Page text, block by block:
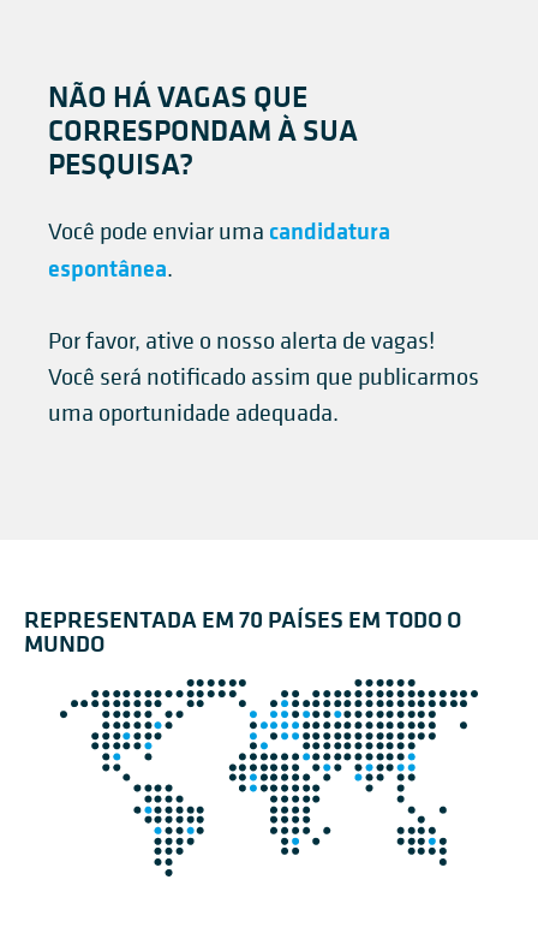
NÃO HÁ VAGAS QUE
CORRESPONDAM À SUA
PESQUISA?
Você pode enviar uma candidatura
espontânea.
Por favor, ative o nosso alerta de vagas!
Você será notificado assim que publicarmos
uma oportunidade adequada.
REPRESENTADA EM 70 PAÍSES EM TODO O
MUNDO